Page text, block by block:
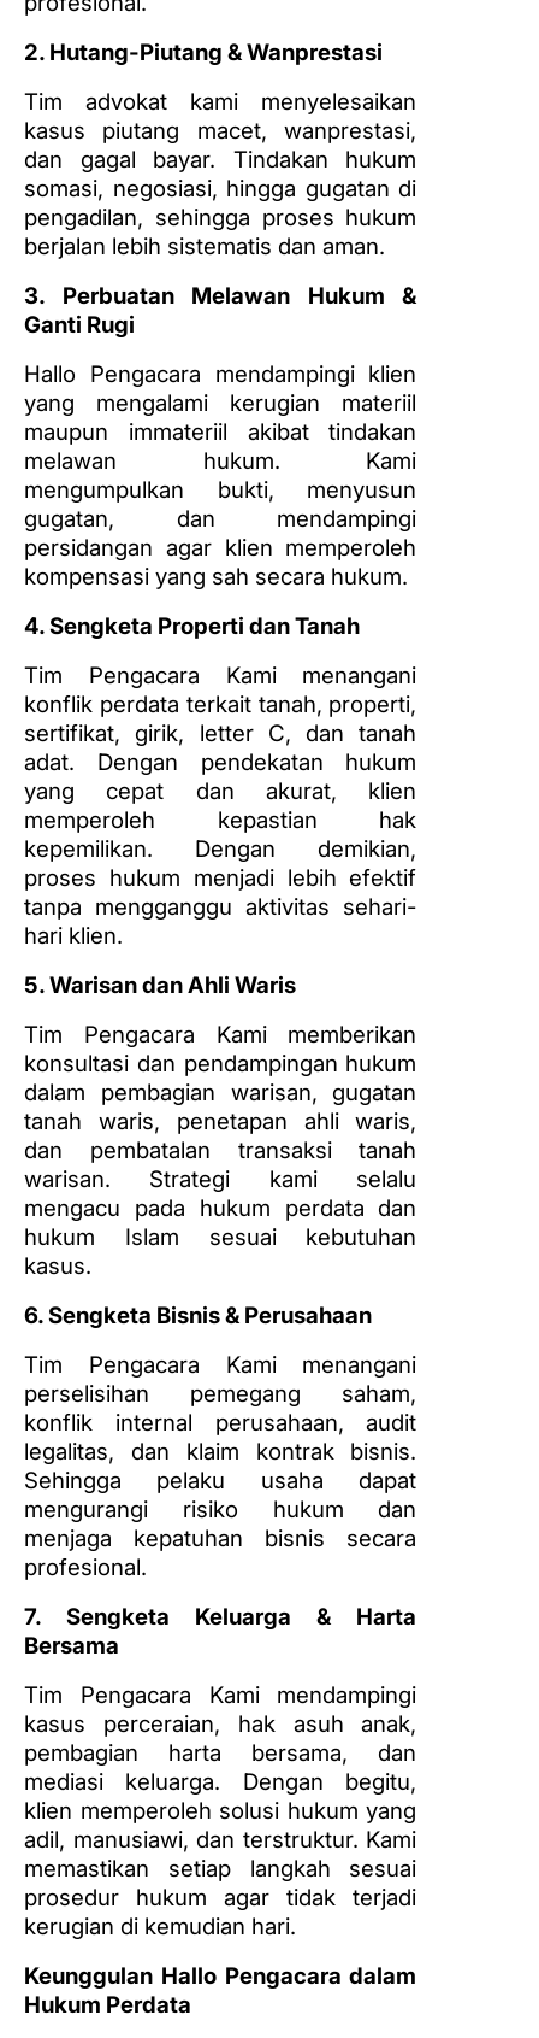
2. Hutang-Piutang & Wanprestasi
Tim advokat kami menyelesaikan
kasus piutang macet, wanprestasi,
dan gagal bayar. Tindakan hukum
somasi, negosiasi, hingga gugatan di
pengadilan, sehingga proses hukum
berjalan lebih sistematis dan aman.
3. Perbuatan Melawan Hukum &
Ganti Rugi
Hallo Pengacara mendampingi klien
yang mengalami kerugian materiil
maupun immateriil akibat tindakan
melawan hukum. Kami
mengumpulkan bukti, menyusun
gugatan, dan mendampingi
persidangan agar klien memperoleh
kompensasi yang sah secara hukum.
4. Sengketa Properti dan Tanah
Tim Pengacara Kami menangani
konflik perdata terkait tanah, properti,
sertifikat, girik, letter C, dan tanah
adat. Dengan pendekatan hukum
yang cepat dan akurat, klien
memperoleh kepastian hak
kepemilikan. Dengan demikian,
proses hukum menjadi lebih efektif
tanpa mengganggu aktivitas sehari-
hari klien.
5. Warisan dan Ahli Waris
Tim Pengacara Kami memberikan
konsultasi dan pendampingan hukum
dalam pembagian warisan, gugatan
tanah waris, penetapan ahli waris,
dan pembatalan transaksi tanah
warisan. Strategi kami selalu
mengacu pada hukum perdata dan
hukum Islam sesuai kebutuhan
kasus.
6. Sengketa Bisnis & Perusahaan
Tim Pengacara Kami menangani
perselisihan pemegang saham,
konflik internal perusahaan, audit
legalitas, dan klaim kontrak bisnis.
Sehingga pelaku usaha dapat
mengurangi risiko hukum dan
menjaga kepatuhan bisnis secara
profesional.
7. Sengketa Keluarga & Harta
Bersama
Tim Pengacara Kami mendampingi
kasus perceraian, hak asuh anak,
pembagian harta bersama, dan
mediasi keluarga. Dengan begitu,
klien memperoleh solusi hukum yang
adil, manusiawi, dan terstruktur. Kami
memastikan setiap langkah sesuai
prosedur hukum agar tidak terjadi
kerugian di kemudian hari.
Keunggulan Hallo Pengacara dalam
Hukum Perdata